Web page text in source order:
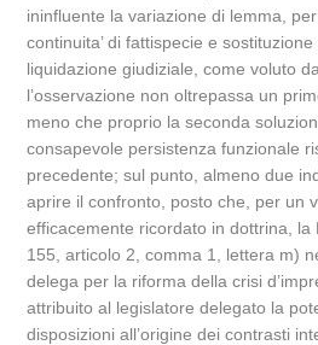
ininfluente la variazione di lemma,
continuita’ di fattispecie e
liquidazione giudiziale, come voluto
l’osservazione non oltrepassa un
meno che proprio la seconda
consapevole persistenza funzionale
precedente; sul punto, almeno due
aprire il confronto, posto che, per un
efficacemente ricordato in dottrina, la
155, articolo 2, comma 1, lettera m)
delega per la riforma della crisi
attribuito al legislatore delegato la
disposizioni all’origine dei contrasti